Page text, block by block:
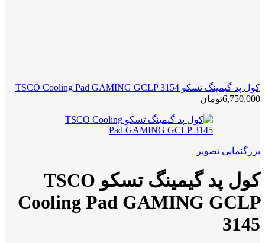
کول پد گیمینگ تسکو TSCO Cooling Pad GAMING GCLP 3154
6,750,000تومان
بزرگنمایی تصویر
کول پد گیمینگ تسکو TSCO
Cooling Pad GAMING GCLP
3145